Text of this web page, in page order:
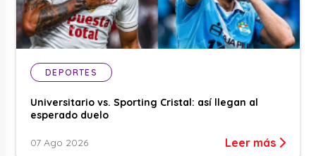
DEPORTES
Universitario vs. Sporting Cristal: así llegan al
esperado duelo
07 Ago 2026 Leer más